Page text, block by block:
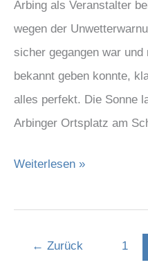
Arbing als Veranstalter
wegen der
sicher gegangen war
bekannt geben konnte,
alles perfekt. Die Sonne
Arbinger Ortsplatz am
Weiterlesen »
← Zurück 1